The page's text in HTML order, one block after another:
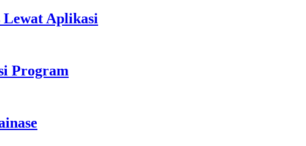
Aplikasi
Program